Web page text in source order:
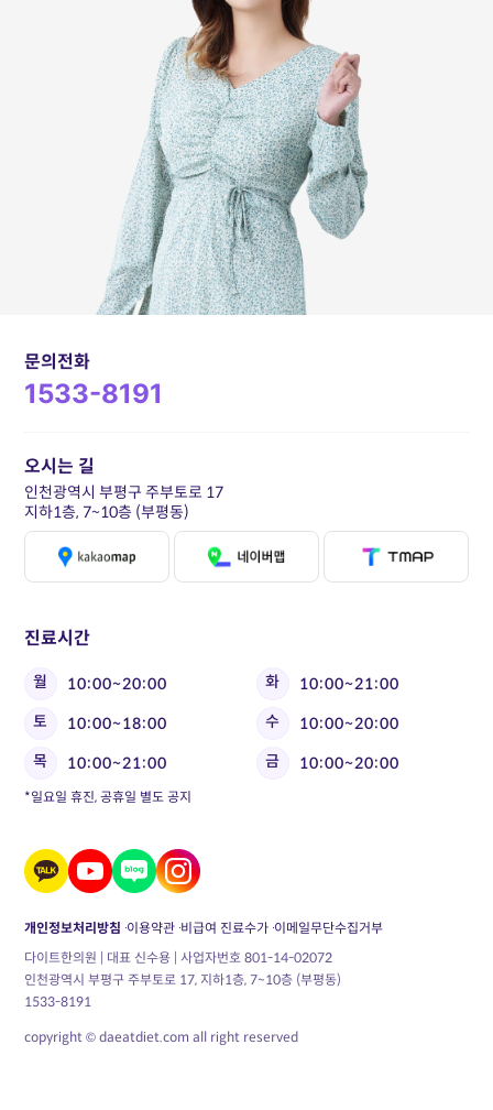
문의전화
1533-8191
진료시간
월 10:00~20:00 화
10:00~21:00
토
10:00~18:00 수
10:00~20:00
목
10:00~21:00 금 10:00~20:00
*일요일 휴진, 공휴일 별도 공지
오시는 길
인천광역시 부평구 주부토로 17
지하1층, 7~10층 (부평동)
개인정보처리방침 이용약관 비급여 진료수가 이메일무단수집거부
다이트한의원 | 대표 신수용 | 사업자번호 801-14-02072
인천광역시 부평구 주부토로 17, 지하1층, 7~10층 (부평동)
1533-8191
copyright © daeatdiet.com all right reserved